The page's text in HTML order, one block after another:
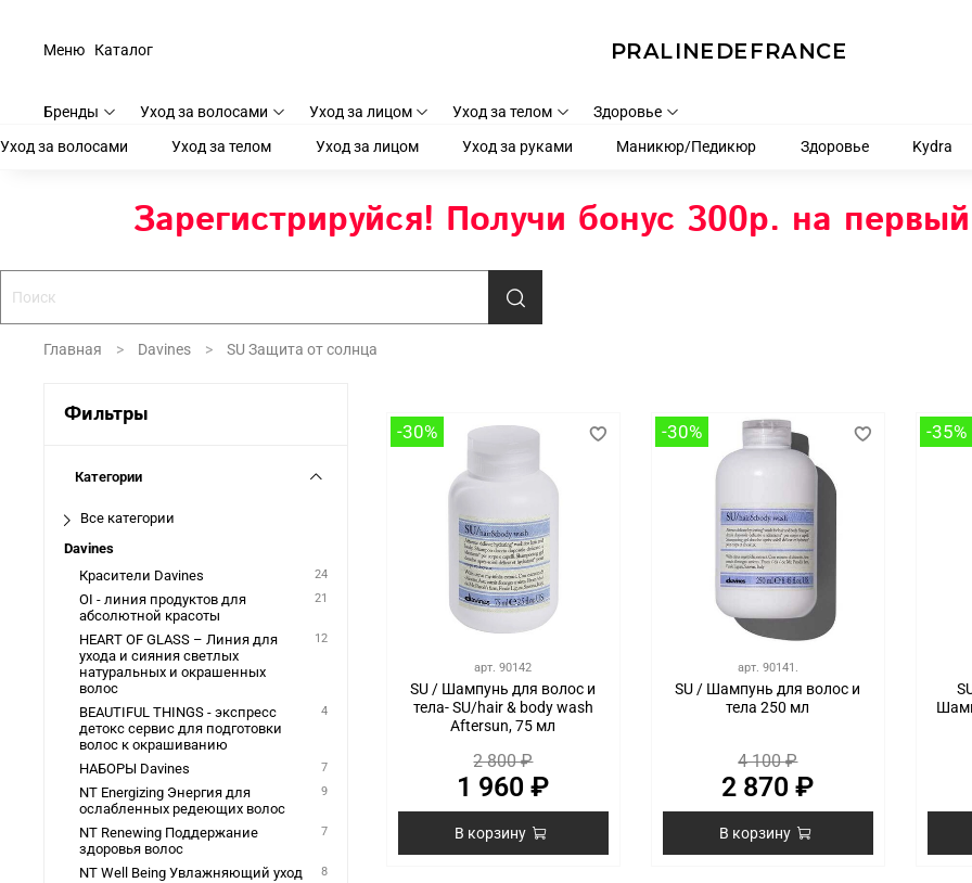
PRALINEDEFRANCE
Каталог
Меню
Бренды Уход за волосами Уход за лицом Уход за телом Здоровье
Уход за волосами Уход за телом Уход за лицом Уход за руками Маникюр/Педикюр Здоровье Kydra
Зарегистрируйся! Получи бонус 300р. на
Главная Davines SU Защита от солнца
-30%
арт.90142
SU / Шампунь для волос и
тела- SU/hair & body wash
Aftersun, 75 мл
2 800 ₽
1 960 ₽
В корзину
-30%
арт. 90141.
SU / Шампунь для волос и
тела 250 мл
4 100 ₽
2 870 ₽
В корзину
-35%
Фильтры
Категории
Все категории
Davines
Красители Davines
24
OI - линия продуктов для
абсолютной красоты
21
HEART OF GLASS – Линия для
ухода и сияния светлых
натуральных и окрашенных
волос
12
BEAUTIFUL THINGS - экспресс
детокс сервис для подготовки
волос к окрашиванию
4
НАБОРЫ Davines 7
NT Energizing Энергия для
ослабленных редеющих волос
9
NT Renewing Поддержание
здоровья волос
7
NT Well Being Увлажняющий уход 8